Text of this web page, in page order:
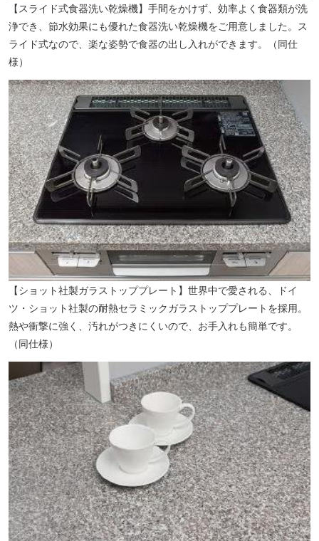
【西谷医院（内科・小児科・循環器内科）】（徒歩3分／約210m）
【成増病院（内科・リハビリテーション科）】（徒歩4分／約270m）
【スライド式食器洗い乾燥機】手間をかけず、効率よく食器類が洗
浄でき、節水効果にも優れた食器洗い乾燥機をご用意しました。ス
ライド式なので、楽な姿勢で食器の出し入れができます。（同仕
様）
【ショット社製ガラストッププレート】世界中で愛される、ドイ
ツ・ショット社製の耐熱セラミックガラストッププレートを採用。
熱や衝撃に強く、汚れがつきにくいので、お手入れも簡単です。
（同仕様）